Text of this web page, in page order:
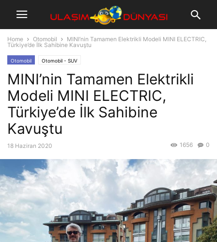
Home Otomobil
MINI’nin Tamamen Elektrikli Modeli MINI ELECTRIC,
Türkiye’de İlk Sahibine Kavuştu
Otomobil Otomobil - SUV
MINI’nin Tamamen Elektrikli
Modeli MINI ELECTRIC,
Türkiye’de İlk Sahibine
Kavuştu
18 Haziran 2020 0
1656